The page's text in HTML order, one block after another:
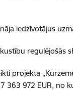
iedzīvotājus
regulējošās
projekta
363 972 EUR, no